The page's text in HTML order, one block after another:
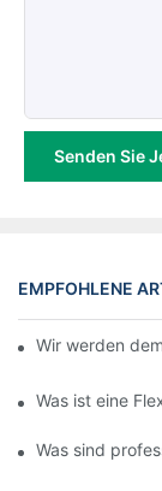
Senden Sie
EMPFOHLENE
Wir werden
Was ist eine
Was sind